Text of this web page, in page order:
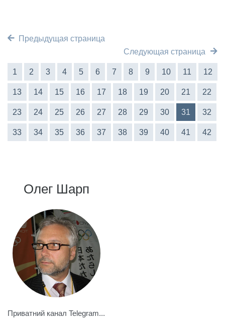
Предыдущая страница
Следующая страница
1 2 3 4 5 6 7 8 9 10 11 12
13 14 15 16 17 18 19 20 21 22
23 24 25 26 27 28 29 30 31 32
33 34 35 36 37 38 39 40 41 42
Олег Шарп
Приватний канал Telegram...